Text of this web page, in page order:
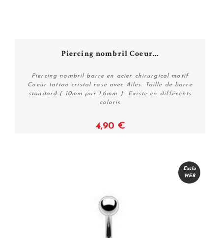
Voir
Piercing nombril Coeur...
Piercing nombril barre en acier chirurgical motif
Coeur tattoo cristal rose avec Ailes. Taille de barre
standard ( 10mm par 1.6mm ) Existe en différents
coloris
4,90 €
Exclu
WEB